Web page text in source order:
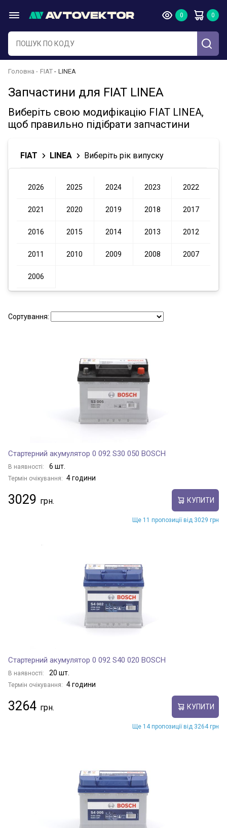
Головна FIAT LINEA
Запчастини для FIAT LINEA
Виберіть свою модифікацію FIAT LINEA,
щоб правильно підібрати запчастини
FIAT LINEA Виберіть рік випуску
2026 2025 2024 2023 2022
2021 2020 2019 2018 2017
2016 2015 2014 2013 2012
2011 2010 2009 2008 2007
2006
Сортування:
Стартерний акумулятор 0 092 S30 050 BOSCH
В наявності: 6 шт.
Термін очікування: 4 години
3029 КУПИТИ
Ще 11 пропозиції від 3029 грн
Стартерний акумулятор 0 092 S40 020 BOSCH
В наявності: 20 шт.
Термін очікування: 4 години
3264 КУПИТИ
Ще 14 пропозиції від 3264 грн